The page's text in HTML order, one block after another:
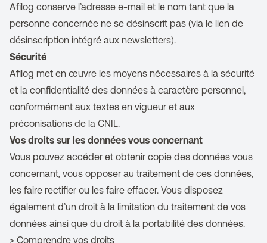
Afilog conserve l’adresse e-mail et le nom tant que la
personne concernée ne se désinscrit pas (via le lien de
désinscription intégré aux newsletters).
Sécurité
Afilog met en œuvre les moyens nécessaires à la sécurité
et la confidentialité des données à caractère personnel,
conformément aux textes en vigueur et aux
préconisations de la CNIL.
Vos droits sur les données vous concernant
Vous pouvez accéder et obtenir copie des données vous
concernant, vous opposer au traitement de ces données,
les faire rectifier ou les faire effacer. Vous disposez
également d’un droit à la limitation du traitement de vos
données ainsi que du droit à la portabilité des données.
> Comprendre vos droits